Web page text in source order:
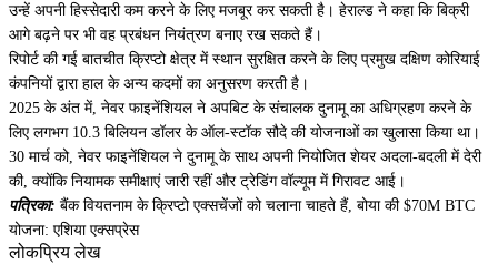
उन्हें अपनी हिस्सेदारी कम करने के लिए मजबूर कर सकती है। हेराल्ड ने कहा कि बिक्री
आगे बढ़ने पर भी वह प्रबंधन नियंत्रण बनाए रख सकते हैं।
रिपोर्ट की गई बातचीत क्रिप्टो क्षेत्र में स्थान सुरक्षित करने के लिए प्रमुख दक्षिण कोरियाई
कंपनियों द्वारा हाल के अन्य कदमों का अनुसरण करती है।
2025 के अंत में, नेवर फाइनेंशियल ने अपबिट के संचालक दुनामू का अधिग्रहण करने के
लिए लगभग 10.3 बिलियन डॉलर के ऑल-स्टॉक सौदे की योजनाओं का खुलासा किया था।
30 मार्च को, नेवर फाइनेंशियल ने दुनामू के साथ अपनी नियोजित शेयर अदला-बदली में देरी
की, क्योंकि नियामक समीक्षाएं जारी रहीं और ट्रेडिंग वॉल्यूम में गिरावट आई।
पत्रिका: बैंक वियतनाम के क्रिप्टो एक्सचेंजों को चलाना चाहते हैं, बोया की $70M BTC
योजना: एशिया एक्सप्रेस
लोकप्रिय लेख